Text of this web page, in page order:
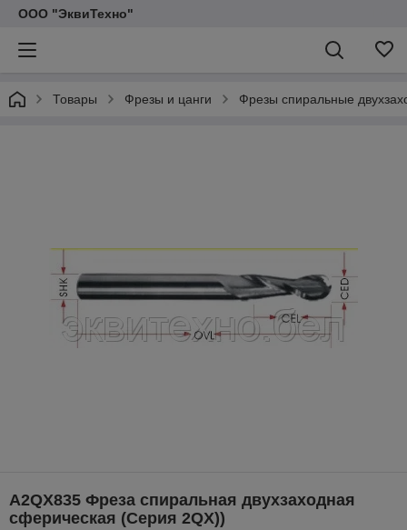
ООО "ЭквиТехно"
Товары Фрезы и цанги Фрезы спиральные
A2QX835 Фреза спиральная двухзаходная
сферическая (Серия 2QX))